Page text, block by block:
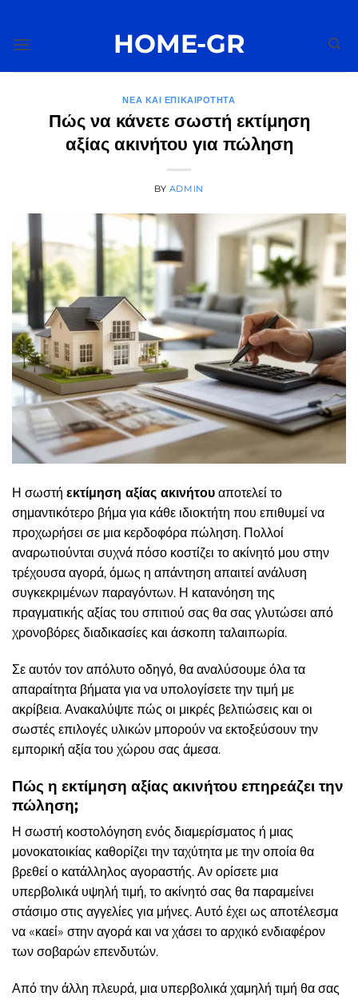
περιεχόμενο
HOME-GR
ΝΈΑ ΚΑΙ ΕΠΙΚΑΙΡΌΤΗΤΑ
Πώς να κάνετε σωστή εκτίμηση
αξίας ακινήτου για πώληση
BY ADMIN
Η σωστή εκτίμηση αξίας ακινήτου αποτελεί το
σημαντικότερο βήμα για κάθε ιδιοκτήτη που επιθυμεί να
προχωρήσει σε μια κερδοφόρα πώληση. Πολλοί
αναρωτιούνται συχνά πόσο κοστίζει το ακίνητό μου στην
τρέχουσα αγορά, όμως η απάντηση απαιτεί ανάλυση
συγκεκριμένων παραγόντων. Η κατανόηση της
πραγματικής αξίας του σπιτιού σας θα σας γλυτώσει από
χρονοβόρες διαδικασίες και άσκοπη ταλαιπωρία.
Σε αυτόν τον απόλυτο οδηγό, θα αναλύσουμε όλα τα
απαραίτητα βήματα για να υπολογίσετε την τιμή με
ακρίβεια. Ανακαλύψτε πώς οι μικρές βελτιώσεις και οι
σωστές επιλογές υλικών μπορούν να εκτοξεύσουν την
εμπορική αξία του χώρου σας άμεσα.
Πώς η εκτίμηση αξίας ακινήτου επηρεάζει την
πώληση;
Η σωστή κοστολόγηση ενός διαμερίσματος ή μιας
μονοκατοικίας καθορίζει την ταχύτητα με την οποία θα
βρεθεί ο κατάλληλος αγοραστής. Αν ορίσετε μια
υπερβολικά υψηλή τιμή, το ακίνητό σας θα παραμείνει
στάσιμο στις αγγελίες για μήνες. Αυτό έχει ως αποτέλεσμα
να «καεί» στην αγορά και να χάσει το αρχικό ενδιαφέρον
των σοβαρών επενδυτών.
Από την άλλη πλευρά, μια υπερβολικά χαμηλή τιμή θα σας